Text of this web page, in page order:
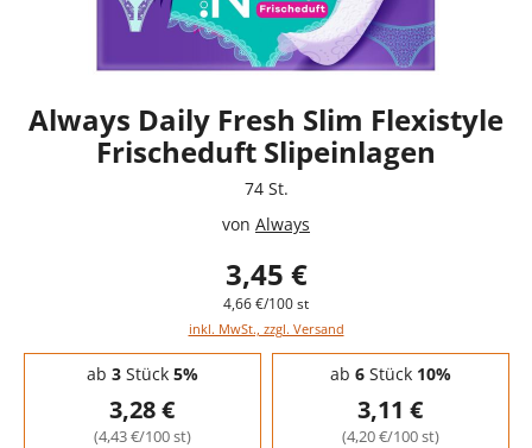
Always Daily Fresh Slim Flexistyle
Frischeduft Slipeinlagen
74 St.
von Always
3,45 €
4,66 €/100 st
inkl. MwSt., zzgl. Versand
Staffelpreise - Mengenrabatt
ab 3Stück 5%
3,28 €
(4,43 €/100 st)
ab 6Stück 10%
3,11 €
(4,20 €/100 st)